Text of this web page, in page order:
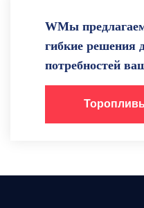
WМы
гибкие решения
потребностей